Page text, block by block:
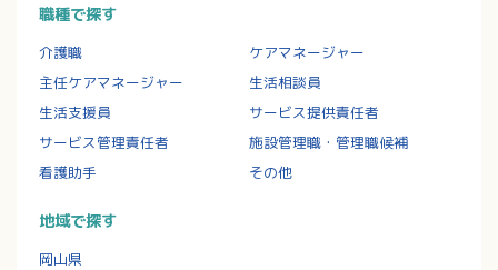
職種で探す
介護職
ケアマネージャー
主任ケアマネージャー
生活相談員
生活支援員
サービス提供責任者
サービス管理責任者
施設管理職・管理職候補
看護助手
その他
地域で探す
岡山県